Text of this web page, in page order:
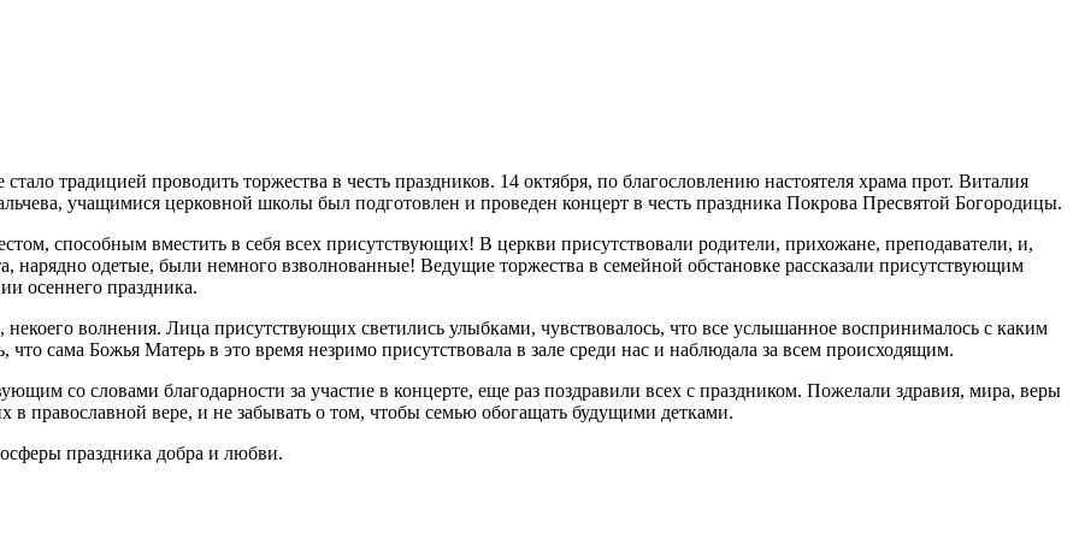
традицией проводить торжества в честь праздников. 14 октября, по благословлению настоятеля храма прот. Виталия
учащимися церковной школы был подготовлен и проведен концерт в честь праздника Покрова Пресвятой Богородицы.
способным вместить в себя всех присутствующих! В церкви присутствовали родители, прихожане, преподаватели, и,
нарядно одетые, были немного взволнованные! Ведущие торжества в семейной обстановке рассказали присутствующим
осеннего праздника.
некоего волнения. Лица присутствующих светились улыбками, чувствовалось, что все услышанное воспринималось с каким
что сама Божья Матерь в это время незримо присутствовала в зале среди нас и наблюдала за всем происходящим.
со словами благодарности за участие в концерте, еще раз поздравили всех с праздником. Пожелали здравия, мира, веры
православной вере, и не забывать о том, чтобы семью обогащать будущими детками.
праздника добра и любви.